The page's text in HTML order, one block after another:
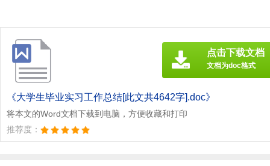
《大学生毕业实习工作总结[此文共4642字].doc》
将本文的Word文档下载到电脑，方便收藏和打印
推荐度：
点击下载文档
文档为doc格式